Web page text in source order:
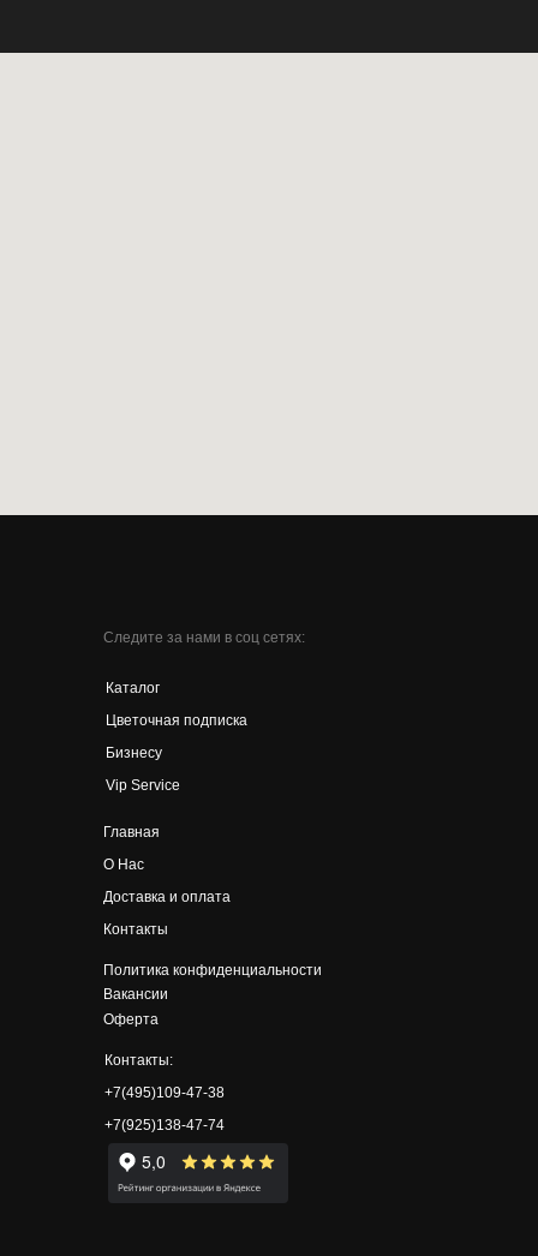
Контакты:
+7(495)109-47-38
+7(925)138-47-74
Политика конфиденциальности
Вакансии
Оферта
Каталог
Цветочная подписка
Бизнесу
Vip Service
Главная
О Нас
Доставка и оплата
Контакты
Следите за нами в соц сетях: